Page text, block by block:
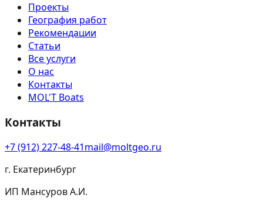
Проекты
География работ
Рекомендации
Статьи
Все услуги
О нас
Контакты
MOL'T Boats
Контакты
+7 (912) 227-48-41mail@moltgeo.ru
г. Екатеринбург
ИП Мансуров А.И.